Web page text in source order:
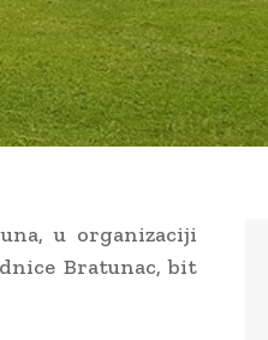
u organizaciji
Bratunac, bit